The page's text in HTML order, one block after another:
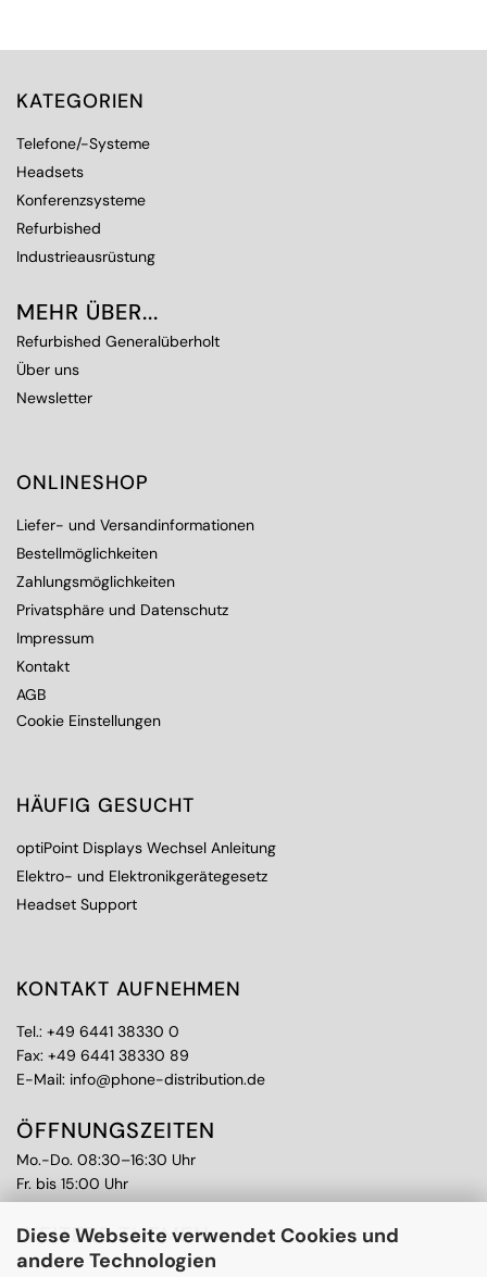
Diese Webseite verwendet Cookies und
andere Technologien
KATEGORIEN
Telefone/-Systeme
Headsets
Konferenzsysteme
Refurbished
Industrieausrüstung
MEHR ÜBER...
Refurbished Generalüberholt
Über uns
Newsletter
ONLINESHOP
Liefer- und Versandinformationen
Bestellmöglichkeiten
Zahlungsmöglichkeiten
Privatsphäre und Datenschutz
Impressum
Kontakt
AGB
Cookie Einstellungen
HÄUFIG GESUCHT
optiPoint Displays Wechsel Anleitung
Elektro- und Elektronikgerätegesetz
Headset Support
KONTAKT AUFNEHMEN
Tel.: +49 6441 38330 0
Fax: +49 6441 38330 89
E-Mail: info@phone-distribution.de
ÖFFNUNGSZEITEN
Mo.-Do. 08:30–16:30 Uhr
Fr. bis 15:00 Uhr
WEITERE THEMEN
Ankauf